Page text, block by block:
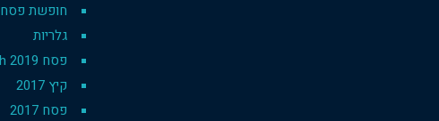
חופשת פסח 2018
גלריות
פסח 2019 pesach
קיץ 2017
פסח 2017